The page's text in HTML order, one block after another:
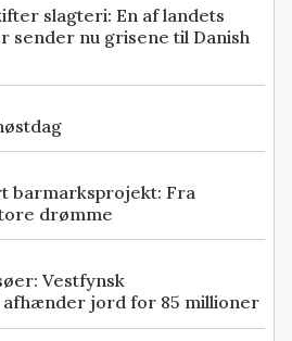
slagteri: En af landets
sender nu grisene til Danish
barmarksprojekt: Fra
drømme
Vestfynsk
jord for 85 millioner